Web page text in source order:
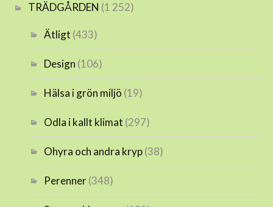
TRÄDGÅRDEN (1 252)
Ätligt (433)
Design (106)
Hälsa i grön miljö (19)
Odla i kallt klimat (297)
Ohyra och andra kryp(38)
Perenner(348)